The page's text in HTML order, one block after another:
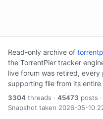
Read-only archive of
the TorrentPier tracker
live forum was retired,
supporting file from its
3304 threads · 45473 posts ·
Snapshot taken 2026-05-10